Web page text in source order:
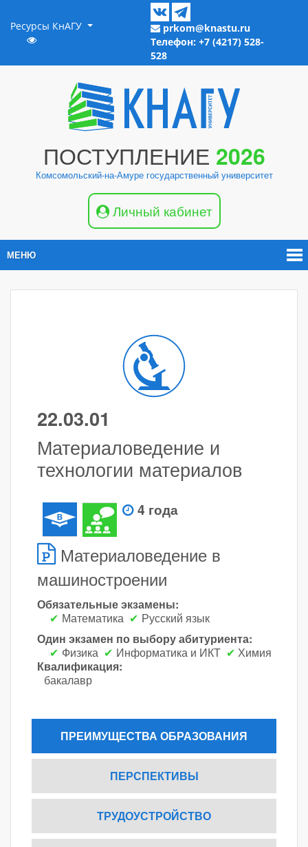
Ресурсы КнАГУ
prkom@knastu.ru
Телефон: +7 (4217) 528-
528
ПОСТУПЛЕНИЕ 2026
Комсомольский-на-Амуре государственный университет
Личный кабинет
МЕНЮ
Материаловедение и
технологии материалов
22.03.01
Материаловедение в
машиностроении
Обязательные экзамены:
Математика
Русский язык
Один экзамен по выбору абитуриента:
Физика
Информатика и ИКТ
Химия
Квалификация:
бакалавр
4 года
ПРЕИМУЩЕСТВА ОБРАЗОВАНИЯ
ПЕРСПЕКТИВЫ
ТРУДОУСТРОЙСТВО